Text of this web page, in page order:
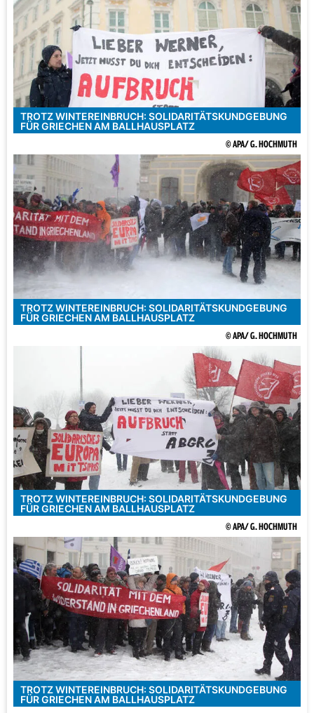
TROTZ WINTEREINBRUCH: SOLIDARITÄTSKUNDGEBUNG
FÜR GRIECHEN AM BALLHAUSPLATZ
© APA/ G. HOCHMUTH
TROTZ WINTEREINBRUCH: SOLIDARITÄTSKUNDGEBUNG
FÜR GRIECHEN AM BALLHAUSPLATZ
© APA/ G. HOCHMUTH
TROTZ WINTEREINBRUCH: SOLIDARITÄTSKUNDGEBUNG
FÜR GRIECHEN AM BALLHAUSPLATZ
© APA/ G. HOCHMUTH
TROTZ WINTEREINBRUCH: SOLIDARITÄTSKUNDGEBUNG
FÜR GRIECHEN AM BALLHAUSPLATZ